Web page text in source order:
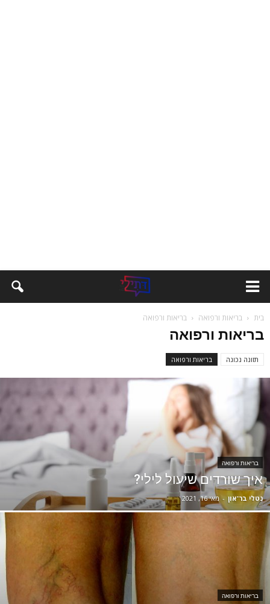
בית בריאות ורפואה בריאות ורפואה
בריאות ורפואה
תזונה נכונה בריאות ורפואה
בריאות ורפואה
איך שורדים שיעול לילי?
נטלי בר־און - מאי 16, 2021
בריאות ורפואה